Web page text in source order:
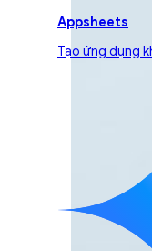
Appsheets
Tạo ứng dụng